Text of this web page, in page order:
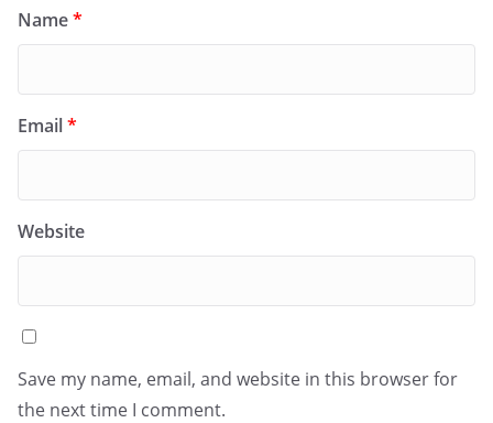
Name*
Email*
Website
Save my name, email, and website in this browser for
the next time I comment.